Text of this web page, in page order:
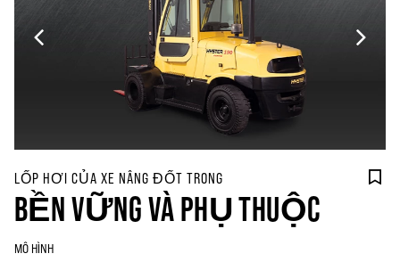
LỐP HƠI CỦA XE NÂNG ĐỐT TRONG
BỀN VỮNG VÀ PHỤ THUỘC
MÔ HÌNH